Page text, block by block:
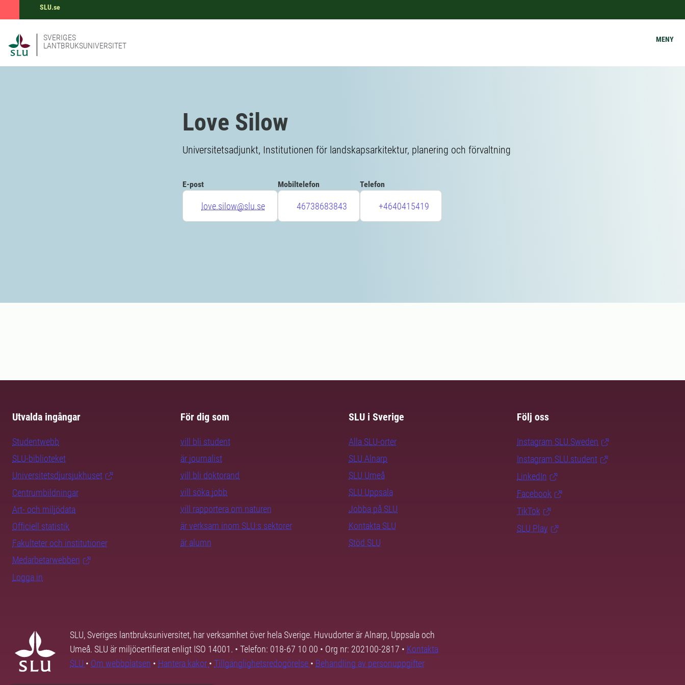
SLU.se
SVERIGES
LANTBRUKSUNIVERSITET
MENY
Love Silow
Universitetsadjunkt, Institutionen för landskapsarkitektur, planering och förvaltning
E-post
love.silow@slu.se
Mobiltelefon
46738683843
Telefon
+4640415419
Utvalda ingångar
Studentwebb
SLU-biblioteket
Universitetsdjursjukhuset
Centrumbildningar
Art- och miljödata
Officiell statistik
Fakulteter och institutioner
Medarbetarwebben
Logga in
För dig som
vill bli student
är journalist
vill bli doktorand
vill söka jobb
vill rapportera om naturen
är verksam inom SLU:s sektorer
är alumn
SLU i Sverige
Alla SLU-orter
SLU Alnarp
SLU Umeå
SLU Uppsala
Jobba på SLU
Kontakta SLU
Stöd SLU
Följ oss
Instagram SLU.Sweden
Instagram SLU.student
LinkedIn
Facebook
TikTok
SLU Play
SLU, Sveriges lantbruksuniversitet, har verksamhet över hela Sverige. Huvudorter är Alnarp, Uppsala och
Umeå. SLU är miljöcertifierat enligt ISO 14001. • Telefon: 018-67 10 00 • Org nr: 202100-2817 • Kontakta
SLU • Om webbplatsen • Hantera kakor • Tillgänglighetsredogörelse • Behandling av personuppgifter